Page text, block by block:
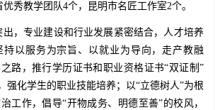
秀教学团队4个，昆明市名匠工作室2个。
出，专业建设和行业发展紧密结合，人才培养
持以服务为宗旨、以就业为导向，走产教融
路，推行学历证书和职业资格证书“双证制”
强化学生的职业技能培养；以“立德树人”为根
工作，倡导“开物成务、明德至善”的校风，